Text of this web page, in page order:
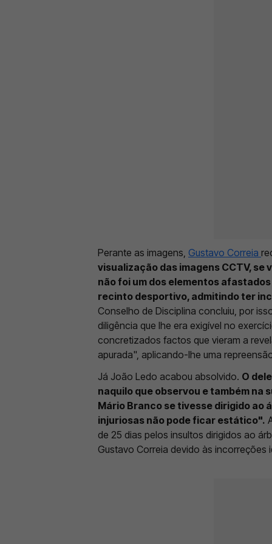
Perante as imagens, Gustavo Correia
visualização das imagens CCTV,
não foi um dos elementos
recinto desportivo, admitindo ter
Conselho de Disciplina concluiu, por
diligência que lhe era exigível no
concretizados factos que vieram a
apurada", aplicando-lhe uma
Já João Ledo acabou absolvido. O
naquilo que observou e também na
Mário Branco se tivesse dirigido
injuriosas não pode ficar estático".
de 25 dias pelos insultos dirigidos ao
Gustavo Correia devido às incorreções